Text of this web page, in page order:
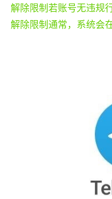
解除限制若账号无违规
解除限制通常，系统会